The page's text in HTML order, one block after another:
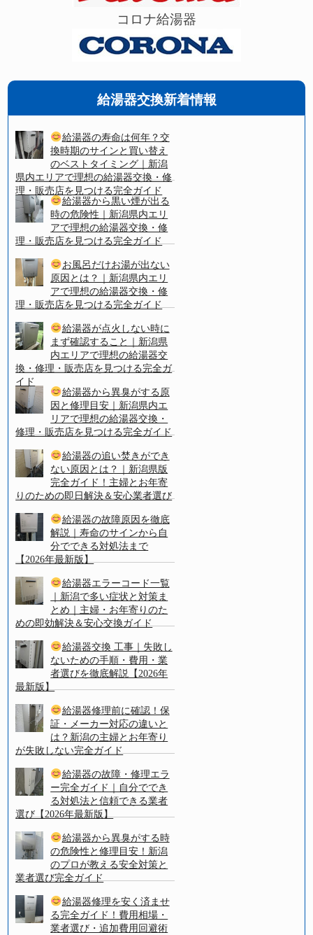
コロナ給湯器
給湯器交換新着情報
給湯器の寿命は何年？交
換時期のサインと買い替え
のベストタイミング｜新潟
県内エリアで理想の給湯器交換・修
理・販売店を見つける完全ガイド
給湯器から黒い煙が出る
時の危険性｜新潟県内エリ
アで理想の給湯器交換・修
理・販売店を見つける完全ガイド
お風呂だけお湯が出ない
原因とは？｜新潟県内エリ
アで理想の給湯器交換・修
理・販売店を見つける完全ガイド
給湯器が点火しない時に
まず確認すること｜新潟県
内エリアで理想の給湯器交
換・修理・販売店を見つける完全ガ
イド
給湯器から異臭がする原
因と修理目安｜新潟県内エ
リアで理想の給湯器交換・
修理・販売店を見つける完全ガイド
給湯器の追い焚きができ
ない原因とは？｜新潟県版
完全ガイド！主婦とお年寄
りのための即日解決＆安心業者選び
給湯器の故障原因を徹底
解説｜寿命のサインから自
分でできる対処法まで
【2026年最新版】
給湯器エラーコード一覧
｜新潟で多い症状と対策ま
とめ｜主婦・お年寄りのた
めの即効解決＆安心交換ガイド
給湯器交換 工事｜失敗し
ないための手順・費用・業
者選びを徹底解説【2026年
最新版】
給湯器修理前に確認！保
証・メーカー対応の違いと
は？新潟の主婦とお年寄り
が失敗しない完全ガイド
給湯器の故障・修理エラ
ー完全ガイド｜自分ででき
る対処法と信頼できる業者
選び【2026年最新版】
給湯器から異臭がする時
の危険性と修理目安！新潟
のプロが教える安全対策と
業者選び完全ガイド
給湯器修理を安く済ませ
る完全ガイド！費用相場・
業者選び・追加費用回避術